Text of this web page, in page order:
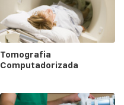
Tomografia
Computadorizada